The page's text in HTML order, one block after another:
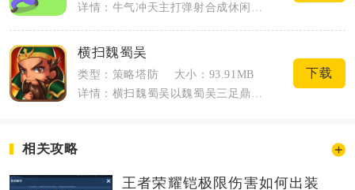
详情：牛气冲天主打弹射合成休闲闯关玩法，以卡通小牛为核心形象，融合物理碰撞与轻度养...
横扫魏蜀吴
类型：策略塔防
大小：93.91MB
详情：横扫魏蜀吴以魏蜀吴三足鼎立乱世为背景，融合塔防、武将收集与离线挂机多重玩法。...
下载
相关攻略
王者荣耀铠极限伤害如何出装